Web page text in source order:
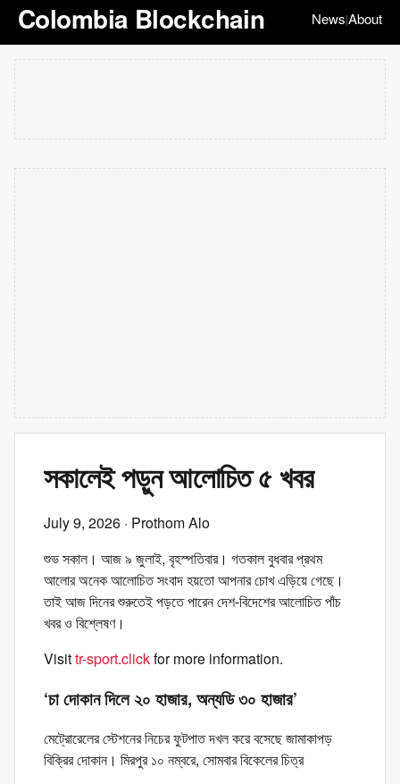
Colombia Blockchain News|About
সকালেই পড়ুন আলোচিত ৫ খবর
July 9, 2026 · Prothom Alo
শুভ সকাল। আজ ৯ জুলাই, বৃহস্পতিবার। গতকাল বুধবার প্রথম
আলোর অনেক আলোচিত সংবাদ হয়তো আপনার চোখ এড়িয়ে গেছে।
তাই আজ দিনের শুরুতেই পড়তে পারেন দেশ-বিদেশের আলোচিত পাঁচ
খবর ও বিশ্লেষণ।
Visittr-sport.clickfor more information.
‘চা দোকান দিলে ২০ হাজার, অন্যডি ৩০ হাজার’
মেট্রোরেলের স্টেশনের নিচের ফুটপাত দখল করে বসেছে জামাকাপড়
বিক্রির দোকান। মিরপুর ১০ নম্বরে, সোমবার বিকেলের চিত্র